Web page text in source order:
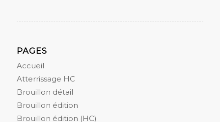
PAGES
Accueil
Atterrissage HC
Brouillon détail
Brouillon édition
Brouillon édition (HC)